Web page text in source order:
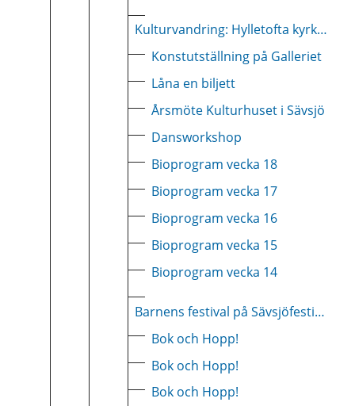
Kulturvandring: Hylletofta kyrka - en av Njudungskyrkorna
Konstutställning på Galleriet
Låna en biljett
Årsmöte Kulturhuset i Sävsjö
Dansworkshop
Bioprogram vecka 18
Bioprogram vecka 17
Bioprogram vecka 16
Bioprogram vecka 15
Bioprogram vecka 14
Barnens festival på Sävsjöfestivalen
Bok och Hopp!
Bok och Hopp!
Bok och Hopp!